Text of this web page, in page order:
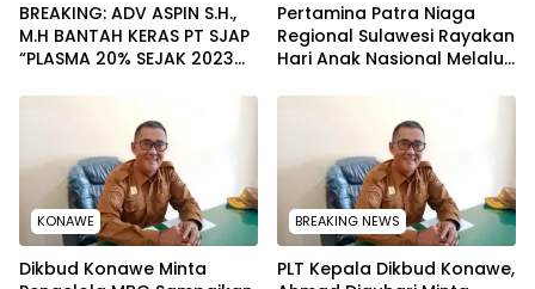
BREAKING: ADV ASPIN S.H.,
M.H BANTAH KERAS PT SJAP
“PLASMA 20% SEJAK 2023
WARGA WAWOONE!
Pertamina Patra Niaga
Regional Sulawesi Rayakan
Hari Anak Nasional Melalui
Tumbuh Generasi Penjaga
KONAWE
Dikbud Konawe Minta
BREAKING NEWS
PLT Kepala Dikbud Konawe,